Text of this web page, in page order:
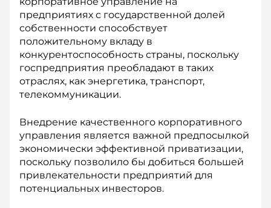
предприятиях с государственной долей
собственности способствует
положительному вкладу в
конкурентоспособность страны, поскольку
госпредприятия преобладают в таких
отраслях, как энергетика, транспорт,
телекоммуникации.
Внедрение качественного корпоративного
управления является важ­ной предпосылкой
экономически эффективной приватизации,
по­скольку позволило бы добиться большей
привлекательности пред­приятий для
потенциальных инвесторов.